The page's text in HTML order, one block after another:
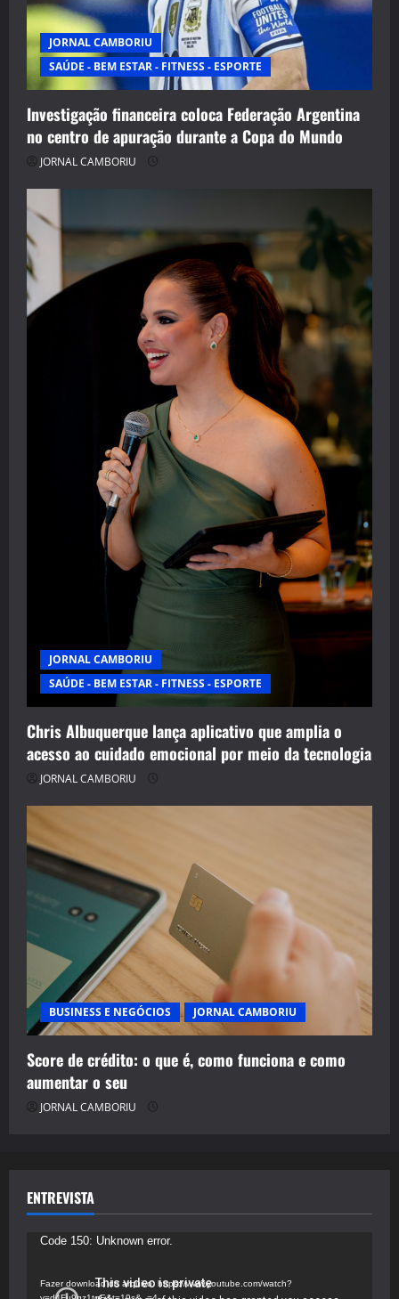
JORNAL CAMBORIU
SAÚDE - BEM ESTAR - FITNESS - ESPORTE
Investigação financeira coloca Federação Argentina
no centro de apuração durante a Copa do Mundo
JORNAL CAMBORIU
JORNAL CAMBORIU
SAÚDE - BEM ESTAR - FITNESS - ESPORTE
Chris Albuquerque lança aplicativo que amplia o
acesso ao cuidado emocional por meio da tecnologia
JORNAL CAMBORIU
BUSINESS E NEGÓCIOS JORNAL CAMBORIU
Score de crédito: o que é, como funciona e como
aumentar o seu
JORNAL CAMBORIU
ENTREVISTA
Tocador
vídeo
Code 150: Unknown error.
Fazer download do arquivo: https://www.youtube.com/watch?